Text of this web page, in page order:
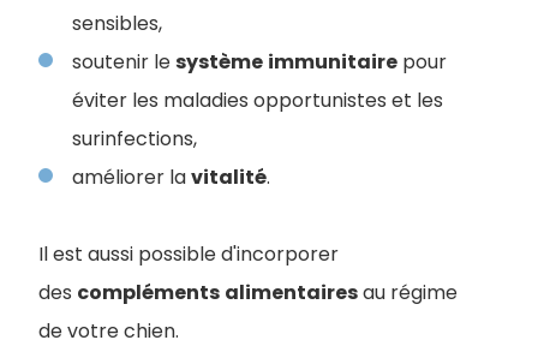
sensibles,
soutenir lesystème immunitaire pour
éviter les maladies opportunistes et les
surinfections,
améliorer lavitalité.
Il est aussi possible d'incorporer
des compléments alimentairesau régime
de votre chien.